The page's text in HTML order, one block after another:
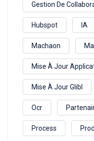
Gestion De
Hubspot IA
Machaon
Mise À Jour
Mise À Jour Glibl
Ocr
Process